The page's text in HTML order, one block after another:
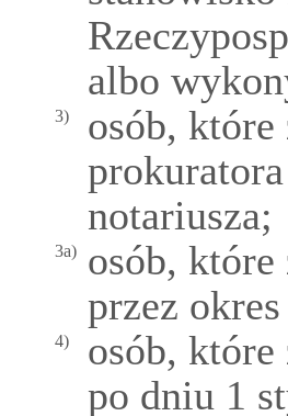
albo
3)
osób, które
notariusza;
3a)
osób, które
przez
4)
osób,
po dniu 1